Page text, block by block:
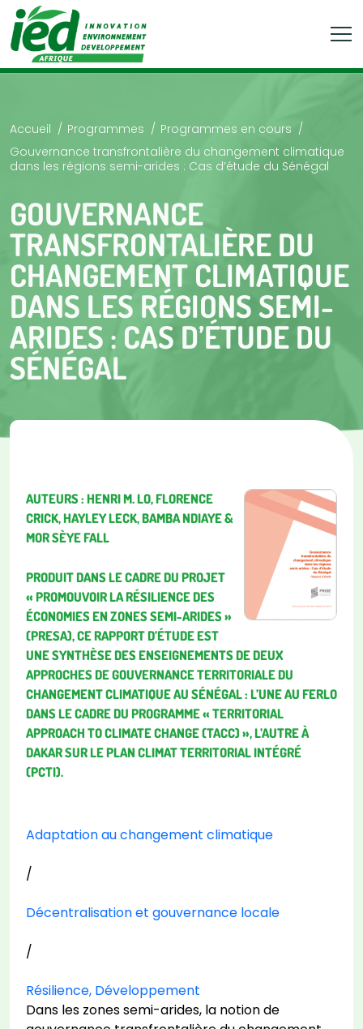
Accueil Programmes
Programmes en cours
Gouvernance transfrontalière du changement climatique
dans les régions semi-arides : Cas d’étude du Sénégal
GOUVERNANCE
TRANSFRONTALIÈRE DU
CHANGEMENT CLIMATIQUE
DANS LES RÉGIONS SEMI-
ARIDES : CAS D’ÉTUDE DU
SÉNÉGAL
AUTEURS : HENRI M. LO, FLORENCE
CRICK, HAYLEY LECK, BAMBA NDIAYE &
MOR SÈYE FALL
PRODUIT DANS LE CADRE DU PROJET
« PROMOUVOIR LA RÉSILIENCE DES
ÉCONOMIES EN ZONES SEMI-ARIDES »
(PRESA), CE RAPPORT D’ÉTUDE EST
UNE SYNTHÈSE DES ENSEIGNEMENTS DE DEUX
APPROCHES DE GOUVERNANCE TERRITORIALE DU
CHANGEMENT CLIMATIQUE AU SÉNÉGAL : L’UNE AU FERLO
DANS LE CADRE DU PROGRAMME « TERRITORIAL
APPROACH TO CLIMATE CHANGE (TACC) », L’AUTRE À
DAKAR SUR LE PLAN CLIMAT TERRITORIAL INTÉGRÉ
(PCTI).
Adaptation au changement climatique
/
Décentralisation et gouvernance locale
/
Résilience, Développement
Dans les zones semi-arides, la notion de